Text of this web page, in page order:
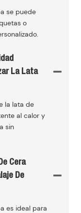
se puede
o
La Lata
la lata de
al calor y
sin
Cera
De
es ideal para